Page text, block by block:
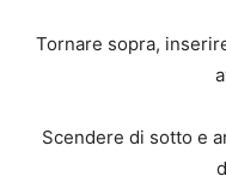
Tornare sopra,
Scendere di sotto e